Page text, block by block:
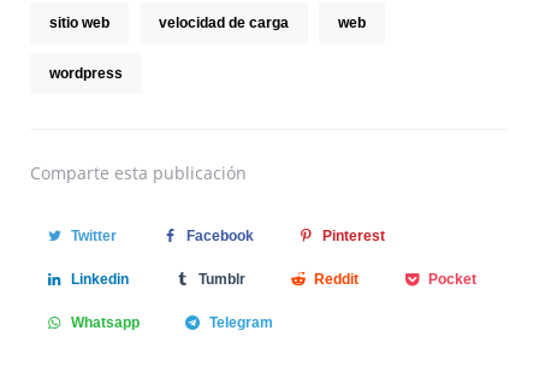
sitio web velocidad de carga web
wordpress
Comparte esta publicación
Twitter Facebook Pinterest
Linkedin Tumblr Reddit Pocket
Whatsapp Telegram